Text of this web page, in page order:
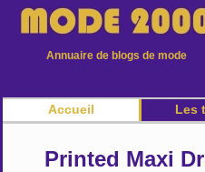
Annuaire de blogs de mode
Accueil Les
Printed Maxi